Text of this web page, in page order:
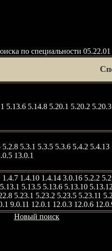
по специальности 05.22.01
5.13.6 5.14.8 5.20.1 5.20.2
5.2.8 5.3.1 5.3.5 5.3.6 5.4.2
13.0.1
1.4.7 1.4.10 1.4.14 3.0.16 5.2.2
5.13.5 5.13.6 5.13.10
5.23.1 5.23.2 5.23.5 5.23.11
9.0.11 12.0.1 12.0.3 12.0.6
Новый поиск